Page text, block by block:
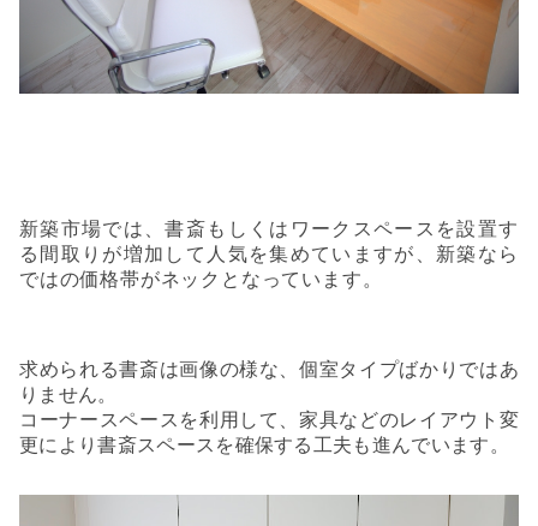
新築市場では、書斎もしくはワークスペースを設置す
る間取りが増加して人気を集めていますが、新築なら
ではの価格帯がネックとなっています。
求められる書斎は画像の様な、個室タイプばかりではあ
りません。
コーナースペースを利用して、家具などのレイアウト変
更により書斎スペースを確保する工夫も進んでいます。